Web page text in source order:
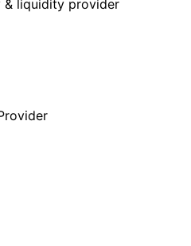
& liquidity provider